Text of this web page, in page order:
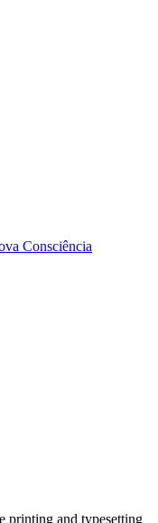
Consciência
printing and typesetting